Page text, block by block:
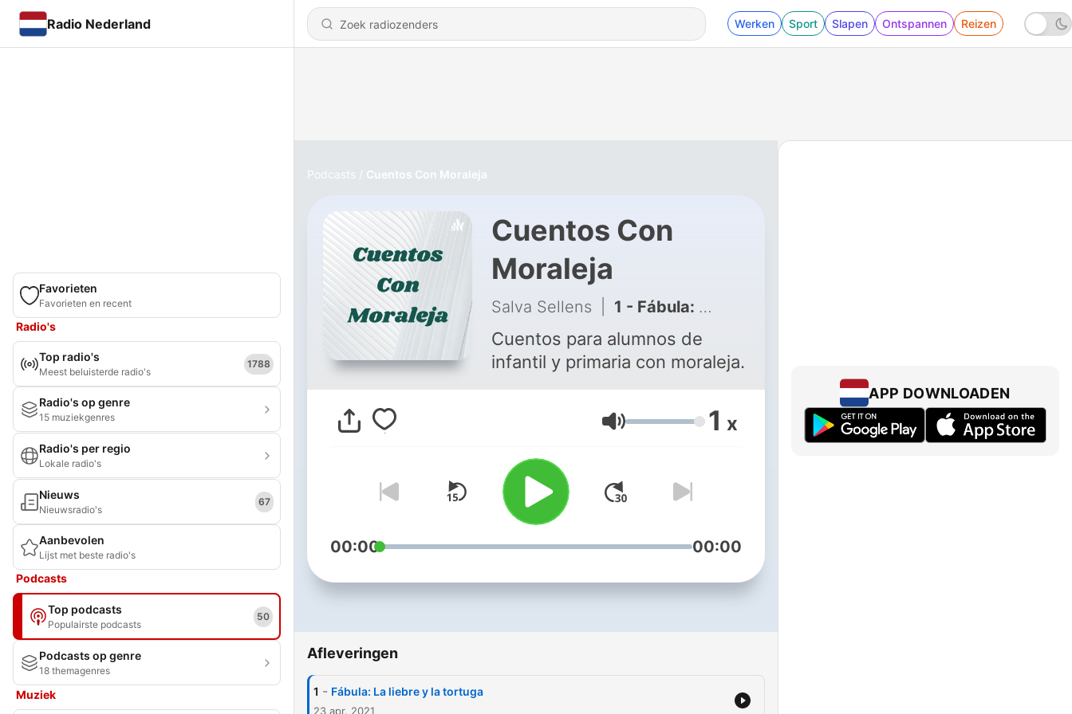
Radio Nederland Werken Sport Slapen Ontspannen Reizen
Favorieten
Favorieten en recent
Radio's
Top radio's
Meest beluisterde radio's
1788
Radio's op genre
15 muziekgenres
Radio's per regio
Lokale radio's
Nieuws
Nieuwsradio's
67
Aanbevolen
Lijst met beste radio's
Podcasts
Top podcasts
Populairste podcasts
50
Podcasts op genre
18 themagenres
Muziek
Podcasts Cuentos Con Moraleja
Cuentos Con
Moraleja
Salva Sellens 1 - Fábula: La liebre y la tortuga
Cuentos para alumnos de
infantil y primaria con moraleja.
Volume 1 x
00:00 00:00
Afleveringen
1 - Fábula: La liebre y la tortuga
23 apr. 2021
APP DOWNLOADEN